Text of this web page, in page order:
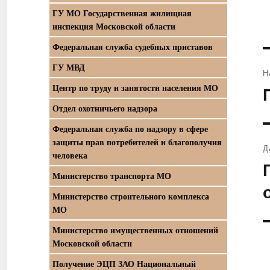
ГУ МО Государственная жилищная
инспекция Московской области
Федеральная служба судебных приставов
ГУ МВД
Центр по труду и занятости населения МО
Отдел охотничьего надзора
Федеральная служба по надзору в сфере
защиты прав потребителей и благополучия
человека
Министерство транспорта МО
Министерство строительного комплекса
МО
Министерство имущественных отношений
Московской области
Получение ЭЦП ЗАО Национальный